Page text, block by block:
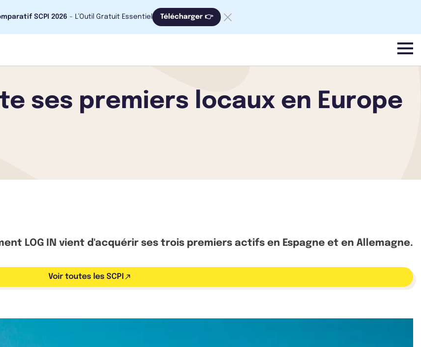
SCPI 2026 - L’Outil Gratuit Essentiel Télécharger 👉
menu
ses premiers locaux en Europe
LOG IN vient d'acquérir ses trois premiers actifs en Espagne et en Allemagne.
Voir toutes les SCPI